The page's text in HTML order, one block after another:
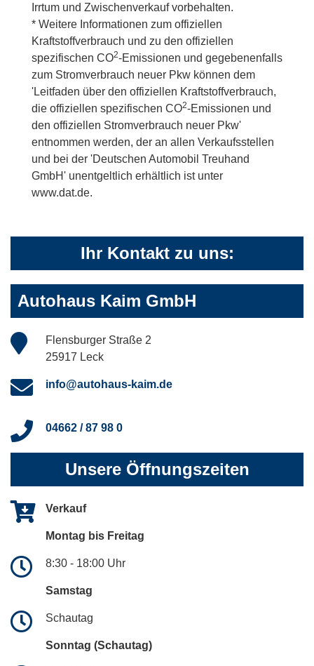
Irrtum und Zwischenverkauf vorbehalten.
* Weitere Informationen zum offiziellen
Kraftstoffverbrauch und zu den offiziellen
spezifischen CO2-Emissionen und gegebenenfalls
zum Stromverbrauch neuer Pkw können dem
'Leitfaden über den offiziellen Kraftstoffverbrauch,
die offiziellen spezifischen CO2-Emissionen und
den offiziellen Stromverbrauch neuer Pkw'
entnommen werden, der an allen Verkaufsstellen
und bei der 'Deutschen Automobil Treuhand
GmbH' unentgeltlich erhältlich ist unter
www.dat.de.
Ihr Kontakt zu uns:
Autohaus Kaim GmbH
Flensburger Straße 2
25917 Leck
info@autohaus-kaim.de
04662 / 87 98 0
Unsere Öffnungszeiten
Verkauf
Montag bis Freitag
8:30 - 18:00 Uhr
Samstag
Schautag
Sonntag (Schautag)